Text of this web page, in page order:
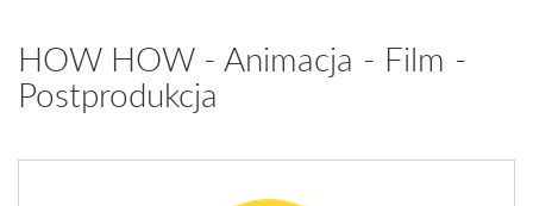
HOW HOW - Animacja - Film -
Postprodukcja